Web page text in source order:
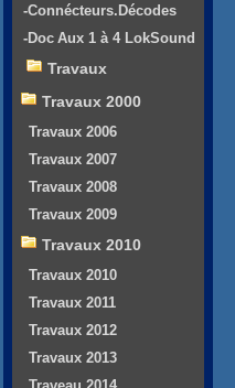
-Connécteurs.Décodes
-Doc Aux 1 à 4 LokSound
Travaux
Travaux 2000
Travaux 2006
Travaux 2007
Travaux 2008
Travaux 2009
Travaux 2010
Travaux 2010
Travaux 2011
Travaux 2012
Travaux 2013